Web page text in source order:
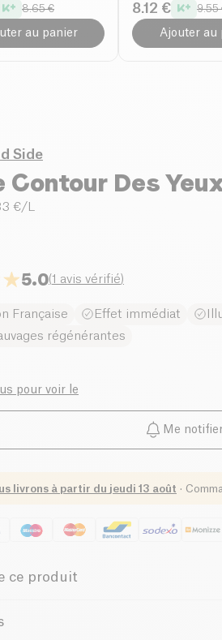
8.65 €
au panier
8.12 € 9.55
Ajouter au
Side
Contour Des
€/L
5.0(1 avis vérifié)
Française Effet immédiat
régénérantes
pour voir le
Me
livrons à partir du jeudi 13 août ·
ce produit